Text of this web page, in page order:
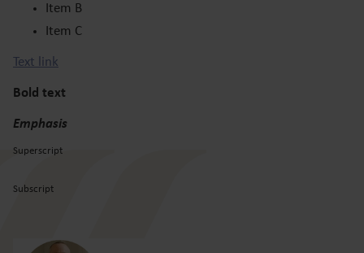
Item B
Item C
Text link
Bold text
Emphasis
Superscript
Subscript